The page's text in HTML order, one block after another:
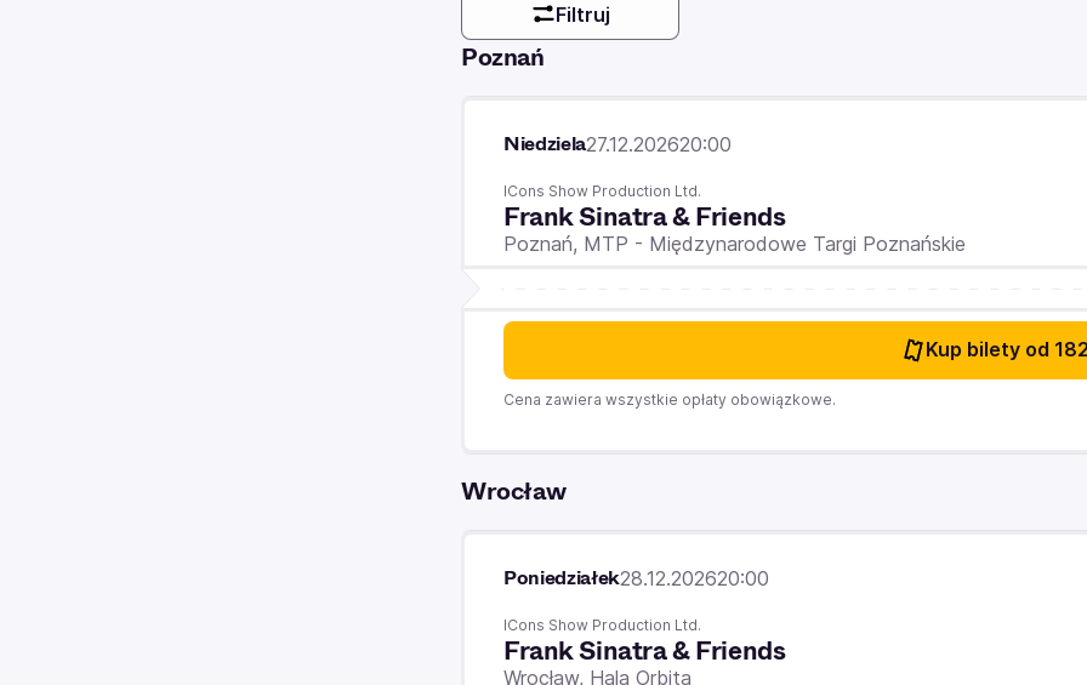
Filtruj
Poznań
Niedziela27.12.202620:00
ICons Show Production Ltd.
Frank Sinatra & Friends
Poznań, MTP - Międzynarodowe Targi Poznańskie
Kup bilety od
Cena zawiera wszystkie opłaty obowiązkowe.
Wrocław
Poniedziałek28.12.202620:00
ICons Show Production Ltd.
Frank Sinatra & Friends
Wrocław, Hala Orbita